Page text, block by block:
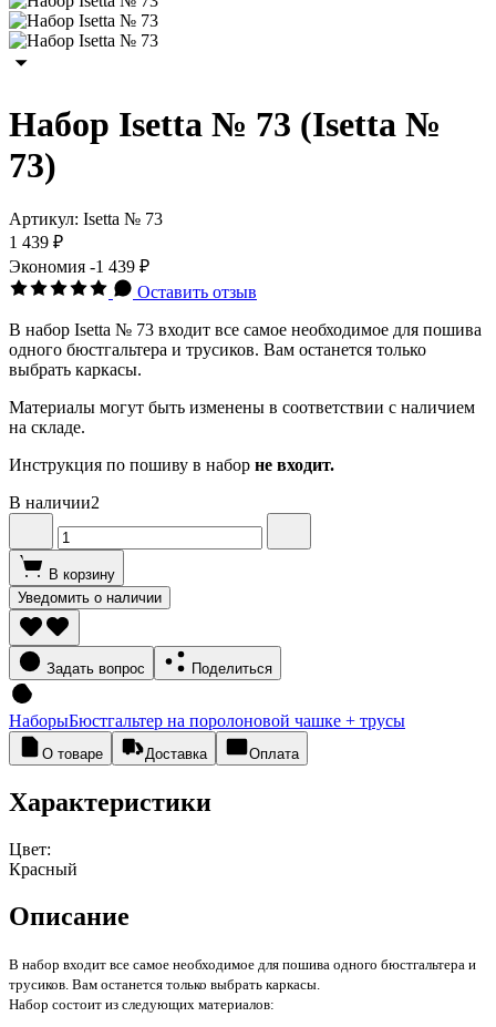
Набор Isetta № 73 (Isetta №
73)
Артикул: Isetta № 73
1 439 ₽
Экономия -1 439 ₽
Оставить отзыв
В набор Isetta № 73 входит все самое необходимое для пошива
одного бюстгальтера и трусиков. Вам останется только
выбрать каркасы.
Материалы могут быть изменены в соответствии с наличием
на складе.
Инструкция по пошиву в набор не входит.
В наличии2
В корзину
Уведомить о наличии
Задать вопрос Поделиться
НаборыБюстгальтер на поролоновой чашке + трусы
О товаре Доставка Оплата
Характеристики
Цвет:
Красный
Описание
В набор входит все самое необходимое для пошива одного бюстгальтера и
трусиков. Вам останется только выбрать каркасы.
Набор состоит из следующих материалов: